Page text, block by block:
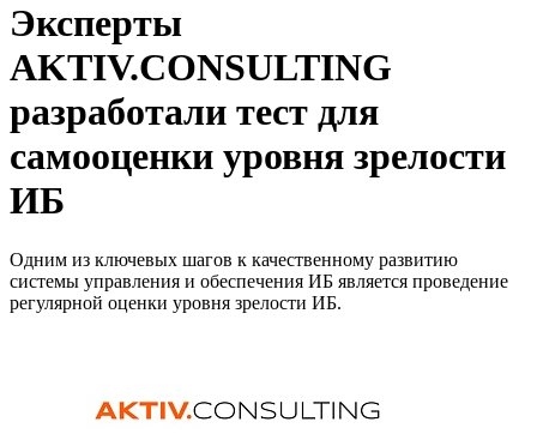
Эксперты
AKTIV.CONSULTING
разработали тест для
самооценки уровня зрелости
ИБ
Одним из ключевых шагов к качественному развитию
системы управления и обеспечения ИБ является проведение
регулярной оценки уровня зрелости ИБ.